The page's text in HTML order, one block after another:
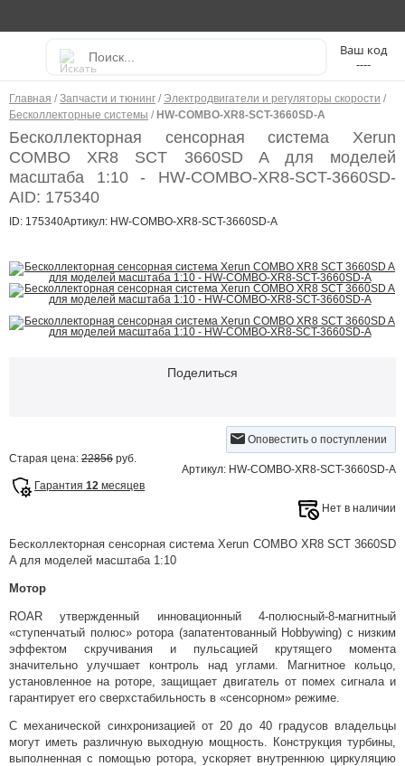
----
Главная / Запчасти и тюнинг / Электродвигатели и регуляторы скорости /
Бесколлекторные системы / HW-COMBO-XR8-SCT-3660SD-A
Бесколлекторная сенсорная система Xerun
COMBO XR8 SCT 3660SD A для моделей
масштаба 1:10 - HW-COMBO-XR8-SCT-3660SD-
AID: 175340
ID: 175340Артикул: HW-COMBO-XR8-SCT-3660SD-A
Поделиться
Оповестить о поступлении
Старая цена: 22856 руб.
Артикул: HW-COMBO-XR8-SCT-3660SD-A
Гарантия 12 месяцев
Нет в наличии
Бесколлекторная сенсорная система Xerun COMBO XR8 SCT 3660SD
A для моделей масштаба 1:10
Мотор
ROAR утвержденный инновационный 4-полюсный-8-магнитный
«ступенчатый полюс» ротора (запатентованный Hobbywing) с низким
эффектом скручивания и пульсацией крутящего момента
значительно улучшает контроль над углами. Магнитное кольцо,
установленное на роторе, защищает двигатель от помех сигнала и
гарантирует его сверхстабильность в «сенсорном» режиме.
С механической синхронизацией от 20 до 40 градусов владельцы
могут иметь различную выходную мощность. Конструкция турбины,
выполненная с помощью ротора, ускоряет внутреннюю циркуляцию